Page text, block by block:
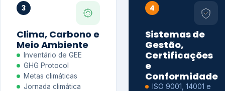
3
Clima, Carbono e
Meio Ambiente
Inventário de GEE
GHG Protocol
Metas climáticas
Jornada climática
4
Sistemas de
Gestão,
Certificações
e
Conformidade
ISO 9001, 14001 e